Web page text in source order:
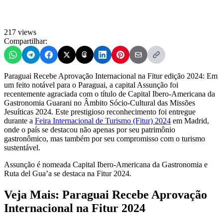
217 views
Compartilhar:
Paraguai Recebe Aprovação Internacional na Fitur edição 2024: Em
um feito notável para o Paraguai, a capital Assunção foi
recentemente agraciada com o título de Capital Ibero-Americana da
Gastronomia Guarani no Âmbito Sócio-Cultural das Missões
Jesuíticas 2024. Este prestigioso reconhecimento foi entregue
durante a Feira Internacional de Turismo (Fitur) 2024 em Madrid,
onde o país se destacou não apenas por seu patrimônio
gastronômico, mas também por seu compromisso com o turismo
sustentável.
Assunção é nomeada Capital Ibero-Americana da Gastronomia e
Ruta del Gua’a se destaca na Fitur 2024.
Veja Mais: Paraguai Recebe Aprovação
Internacional na Fitur 2024